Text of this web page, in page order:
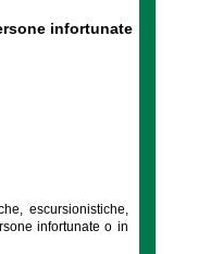
infortunate
escursionistiche,
infortunate o in